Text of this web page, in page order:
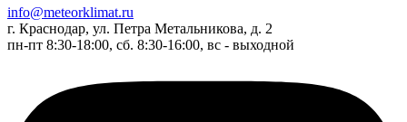
info@meteorklimat.ru
г. Краснодар, ул. Петра Метальникова, д. 2
пн-пт 8:30-18:00, сб. 8:30-16:00, вс - выходной